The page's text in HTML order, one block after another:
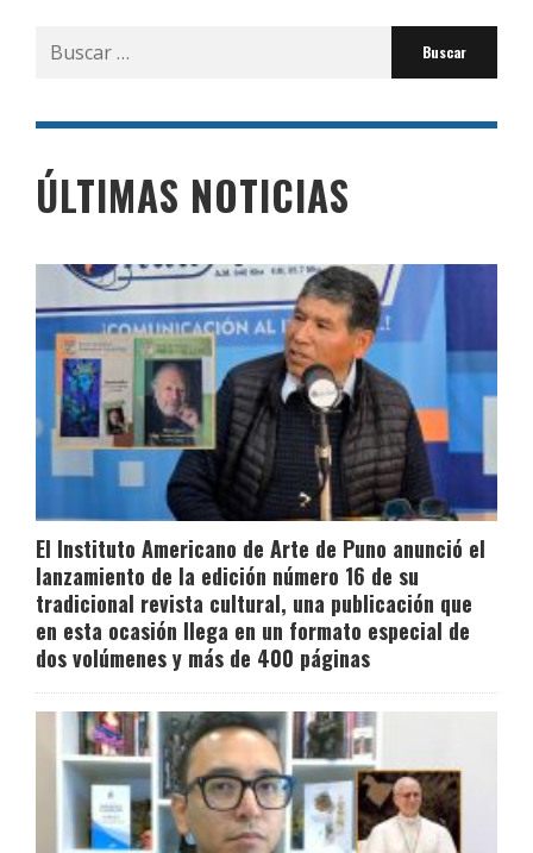
Buscar
por:
ÚLTIMAS NOTICIAS
El Instituto Americano de Arte de Puno anunció el
lanzamiento de la edición número 16 de su
tradicional revista cultural, una publicación que
en esta ocasión llega en un formato especial de
dos volúmenes y más de 400 páginas